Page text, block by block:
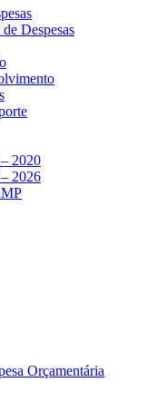
Despesas
2020
2026
Orçamentária